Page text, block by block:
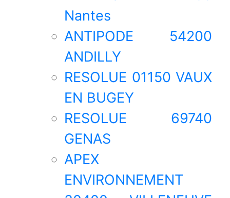
Nantes
ANTIPODE 54200
ANDILLY
RESOLUE 01150 VAUX
EN BUGEY
RESOLUE 69740
GENAS
APEX
ENVIRONNEMENT